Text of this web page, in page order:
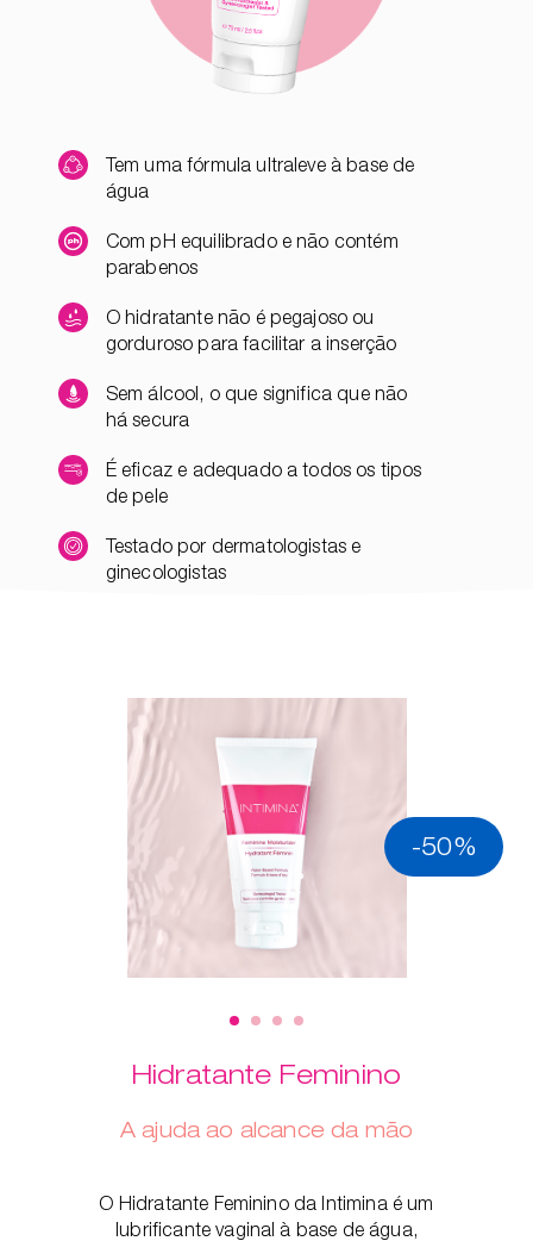
Tem uma fórmula ultraleve à base de
água
Com pH equilibrado e não contém
parabenos
O hidratante não é pegajoso ou
gorduroso para facilitar a inserção
Sem álcool, o que significa que não
há secura
É eficaz e adequado a todos os tipos
de pele
Testado por dermatologistas e
ginecologistas
-50%
Hidratante Feminino
A ajuda ao alcance da mão
O Hidratante Feminino da Intimina é um
lubrificante vaginal à base de água,